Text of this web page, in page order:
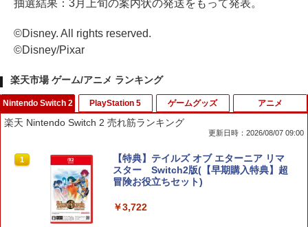
抽選結果：3月上旬の案内状の発送をもって発表。
©Disney. All rights reserved.
©Disney/Pixar
楽天市場 ゲーム/アニメ ランキング
Nintendo Switch 2
楽天 Nintendo Switch 2 売れ筋ランキング
更新日時：2026/08/07 09:00
1
【特典】テイルズ オブ エターニア リマ
スター Switch2版(【早期購入特典】超
冒険お役立ちセット)
￥3,722
PlayStation 5 ゲームグッズ アニメ